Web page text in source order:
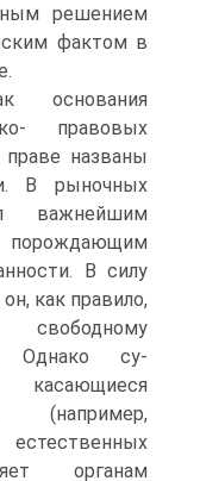
решением
фактом в
основания
правовых
названы
В рыночных
важнейшим
В силу
как правило,
Однако су­
(например,
ор­ганам